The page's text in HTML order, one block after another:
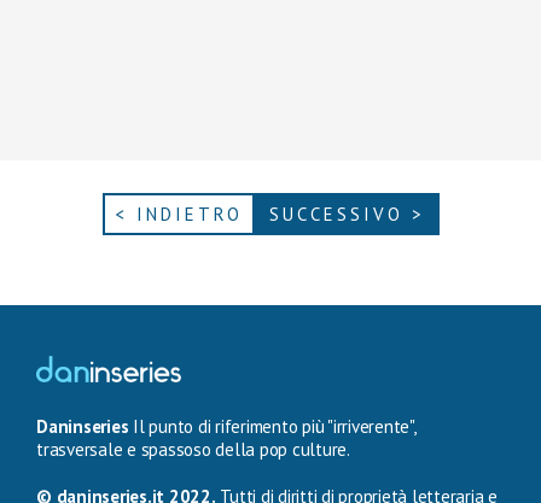
< INDIETRO SUCCESSIVO >
Daninseries Il punto di riferimento più "irriverente",
trasversale e spassoso della pop culture.
© daninseries.it 2022. Tutti di diritti di proprietà letteraria e